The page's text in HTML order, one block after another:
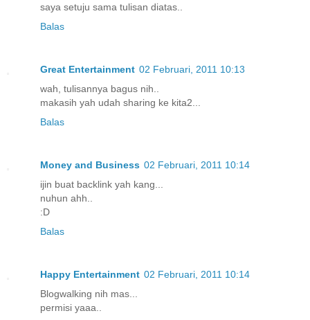
saya setuju sama tulisan diatas..
Balas
Great Entertainment 02 Februari, 2011 10:13
wah, tulisannya bagus nih..
makasih yah udah sharing ke kita2...
Balas
Money and Business 02 Februari, 2011 10:14
ijin buat backlink yah kang...
nuhun ahh..
:D
Balas
Happy Entertainment 02 Februari, 2011 10:14
Blogwalking nih mas...
permisi yaaa..